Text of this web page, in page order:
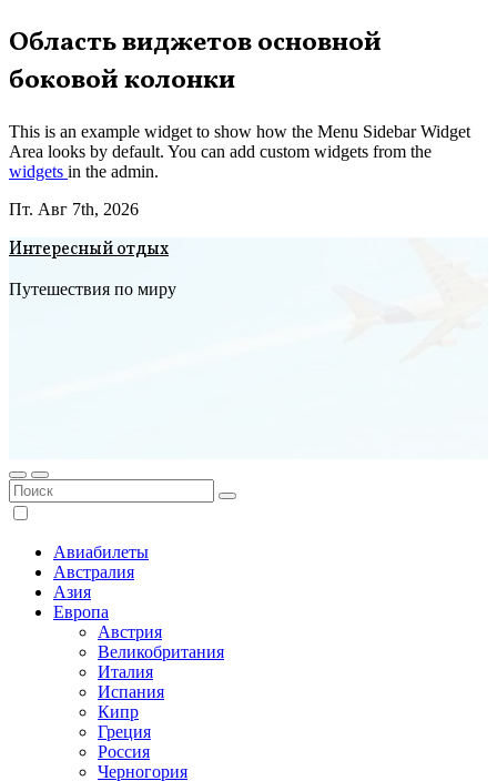
Перейти
к
содержимому
Область виджетов основной
боковой колонки
This is an example widget to show how the Menu Sidebar Widget
Area looks by default. You can add custom widgets from the
widgets in the admin.
Пт. Авг 7th, 2026
Интересный отдых
Путешествия по миру
Авиабилеты
Австралия
Азия
Европа
Австрия
Великобритания
Италия
Испания
Кипр
Греция
Россия
Черногория